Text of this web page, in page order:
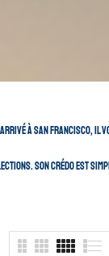
arrivé à San Francisco,
Son crédo est